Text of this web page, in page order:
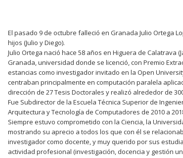
El pasado 9 de octubre falleció en Granada Julio Ortega
hijos (Julio y Diego).
Julio Ortega nació hace 58 años en Higuera de Calatrava
Granada, universidad donde se licenció, con Premio
estancias como investigador invitado en la Open
centraban principalmente en computación paralela
dirección de 27 Tesis Doctorales y realizó alrededor de
Fue Subdirector de la Escuela Técnica Superior de
Arquitectura y Tecnología de Computadores de 2010 a
Siempre estuvo comprometido con la Ciencia, la
mostrando su aprecio a todos los que con él se
investigador como docente, y muy querido por sus
actividad profesional (investigación, docencia y gestión